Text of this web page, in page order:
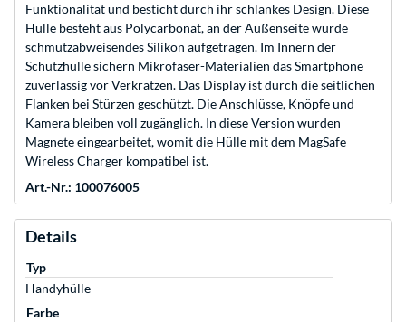
Funktionalität und besticht durch ihr schlankes Design. Diese
Hülle besteht aus Polycarbonat, an der Außenseite wurde
schmutzabweisendes Silikon aufgetragen. Im Innern der
Schutzhülle sichern Mikrofaser-Materialien das Smartphone
zuverlässig vor Verkratzen. Das Display ist durch die seitlichen
Flanken bei Stürzen geschützt. Die Anschlüsse, Knöpfe und
Kamera bleiben voll zugänglich. In diese Version wurden
Magnete eingearbeitet, womit die Hülle mit dem MagSafe
Wireless Charger kompatibel ist.
Art.-Nr.: 100076005
Details
Typ
Handyhülle
Farbe